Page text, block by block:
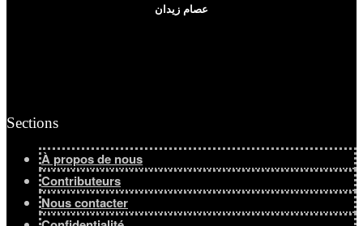
عصام زيدان
Sections
À propos de nous
Contributeurs
Nous contacter